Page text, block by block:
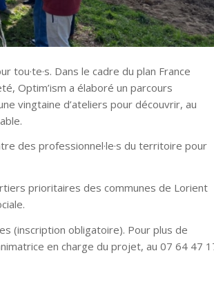
tou·te·s. Dans le cadre du plan France
Optim’ism a élaboré un parcours
vingtaine d’ateliers pour découvrir, au
des professionnel·le·s du territoire pour
prioritaires des communes de Lorient
(inscription obligatoire). Pour plus de
en charge du projet, au 07 64 47